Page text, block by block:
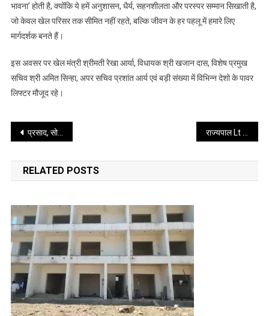
भावना’ होती है, क्योंकि ये हमें अनुशासन, धैर्य, सहनशीलता और परस्पर सम्मान सिखाती है,
जो केवल खेल परिसर तक सीमित नहीं रहते, बल्कि जीवन के हर पहलू में हमारे लिए
मार्गदर्शक बनते हैं।
इस अवसर पर खेल मंत्री श्रीमती रेखा आर्या, विधायक श्री खजान दास, विशेष प्रमुख
सचिव श्री अमित सिन्हा, अपर सचिव प्रशांत आर्य एवं बड़ी संख्या में विभिन्न देशो के पावर
लिफ्टर मौजूद रहे।
Post
navigation
प्रसाद, सोवेनियर, स्थानीय उत्पाद के स्टॉल से लेकर होमस्टे का कारोबार
RELATED POSTS